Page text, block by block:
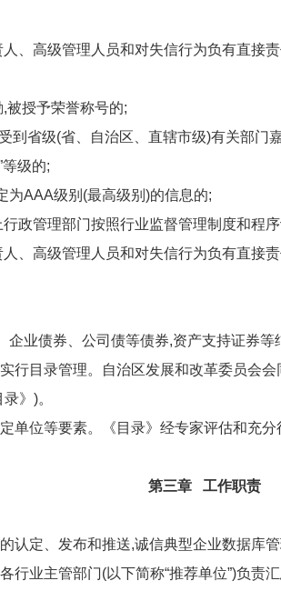
高级管理人员和对失信行为负有直接
被授予荣誉称号的;
到省级(省、自治区、直辖市级)有关部门
等级的;
为AAA级别(最高级别)的信息的;
政管理部门按照行业监督管理制度和程
高级管理人员和对失信行为负有直接
业债券、公司债等债券,资产支持证券
目录管理。自治区发展和改革委员会
》)。
单位等要素。《目录》经专家评估和充
第三章 工作职责
定、发布和推送,诚信典型企业数据库
业主管部门(以下简称“推荐单位”)负责